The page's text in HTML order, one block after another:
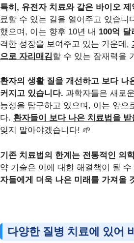
특히, 유전자 치료와 같은 바이오
료할 수 있는 길을 열어주고 있습니
했으며, 이는 향후 10년 내 100억
격한 성장을 보여주고 있는 가운데,
으로 자리매김할 수 있는 잠재력을
환자의 생활 질을 개선하고 보다 나
커지고 있습니다. 과학자들은 새로
능성을 탐구하고 있으며, 이는 앞으
다. 환자들이 보다 나은 치료법을
잊지 말아야겠습니다! 🌱
기존 치료법의 한계는 전통적인 의
약 기술은 이에 대한 해결책이 될
자들에게 더욱 나은 미래를 가져올
다양한 질병 치료에 있어